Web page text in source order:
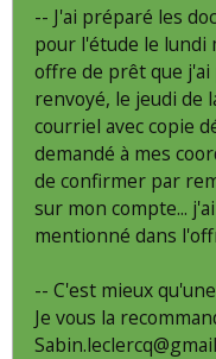
-- J'ai préparé les
pour l'étude le lundi
offre de prêt que
renvoyé, le jeudi de
courriel avec copie
demandé à mes
de confirmer par
sur mon compte...
mentionné dans
-- C'est mieux
Je vous la